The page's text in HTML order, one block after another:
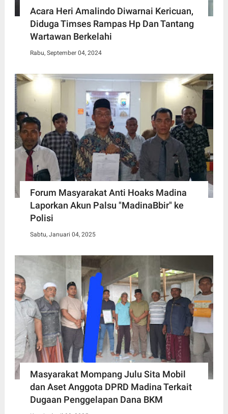
Acara Heri Amalindo Diwarnai Kericuan,
Diduga Timses Rampas Hp Dan Tantang
Wartawan Berkelahi
Rabu, September 04, 2024
Forum Masyarakat Anti Hoaks Madina
Laporkan Akun Palsu "MadinaBbir" ke
Polisi
Sabtu, Januari 04, 2025
Masyarakat Mompang Julu Sita Mobil
dan Aset Anggota DPRD Madina Terkait
Dugaan Penggelapan Dana BKM